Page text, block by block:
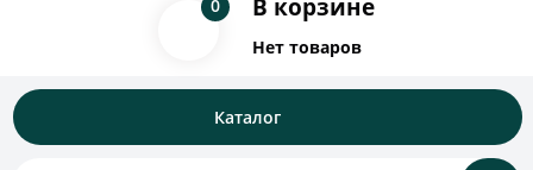
В корзине
0
Нет товаров
Каталог